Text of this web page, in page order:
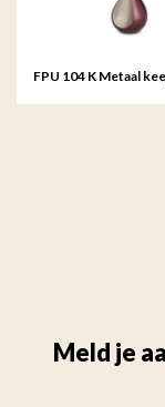
FPU 104 K Metaal
Meld je